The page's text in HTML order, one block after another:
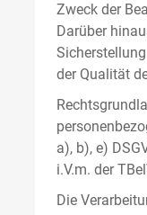
Zweck der
Darüber
der Qualität
a), b), e)
i.V.m. der
Die